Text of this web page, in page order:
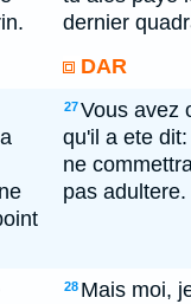
dernier
DAR
27Vous avez
qu'il a ete dit:
ne
pas adultere.
28 Mais moi,